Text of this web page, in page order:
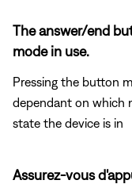
The answer/end
mode in use.
Pressing the button
dependant on which
state the device is in
Assurez-vous